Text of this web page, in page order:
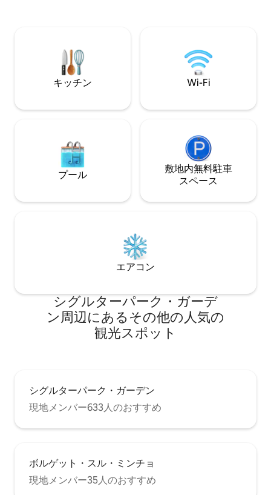
• 清掃料金：55ユーロ • 市税：1人1泊あた
り3.50ユーロ（最初の4泊分）。
キッチン Wi-Fi
プール
敷地内無料駐⁠車
ス⁠ペ⁠ー⁠ス
エアコン
シグルターパーク・ガーデ
ン⁠周⁠辺⁠に⁠あ⁠るそ⁠の⁠他⁠の人⁠気⁠の
観⁠光⁠ス⁠ポ⁠ッ⁠ト
シグルターパーク・ガーデン
現地メンバー633人のおすすめ
ボルゲット・スル・ミンチョ
現地メンバー35人のおすすめ